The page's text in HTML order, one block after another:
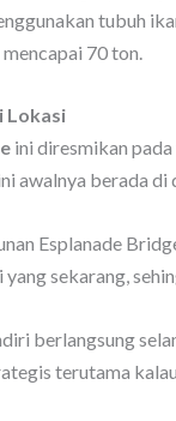
tubuh
70 ton.
Lokasi
ini diresmikan
awalnya berada di
Esplanade
sekarang,
berlangsung
terutama